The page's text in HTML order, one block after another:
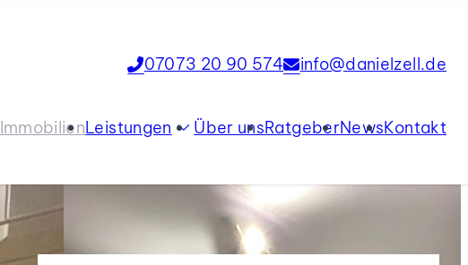
info@danielzell.de
07073 20 90 574
ImmobilienLeistungen
Immobilienbewertung
Über unsRatgeberNewsKontakt